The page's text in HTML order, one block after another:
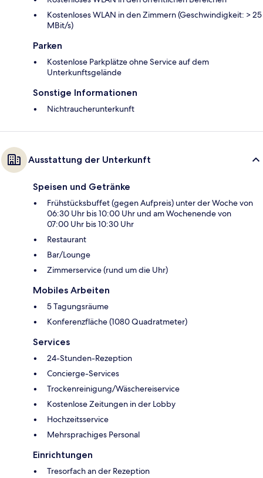
Kostenloses WLAN in den Zimmern (Geschwindigkeit: > 25
MBit/s)
Parken
Kostenlose Parkplätze ohne Service auf dem
Unterkunftsgelände
Sonstige Informationen
Nichtraucherunterkunft
Ausstattung der Unterkunft
Speisen und Getränke
Frühstücksbuffet (gegen Aufpreis) unter der Woche von
06:30 Uhr bis 10:00 Uhr und am Wochenende von
07:00 Uhr bis 10:30 Uhr
Restaurant
Bar/Lounge
Zimmerservice (rund um die Uhr)
Mobiles Arbeiten
5 Tagungsräume
Konferenzfläche (1080 Quadratmeter)
Services
24-Stunden-Rezeption
Concierge-Services
Trockenreinigung/Wäschereiservice
Kostenlose Zeitungen in der Lobby
Hochzeitsservice
Mehrsprachiges Personal
Einrichtungen
Tresorfach an der Rezeption